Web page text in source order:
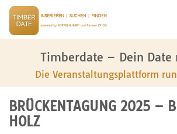
Timberdate – Dein Date
Die Veranstaltungsplattform
BRÜCKENTAGUNG 2025 –
HOLZ